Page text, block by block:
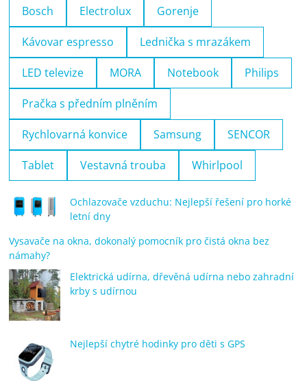
Bosch Electrolux Gorenje
Kávovar espresso Lednička s mrazákem
LED televize MORA Notebook Philips
Pračka s předním plněním
Rychlovarná konvice Samsung SENCOR
Tablet Vestavná trouba Whirlpool
Ochlazovače vzduchu: Nejlepší řešení pro horké
letní dny
Vysavače na okna, dokonalý pomocník pro čistá okna bez
námahy?
Elektrická udírna, dřevěná udírna nebo zahradní
krby s udírnou
Nejlepší chytré hodinky pro děti s GPS